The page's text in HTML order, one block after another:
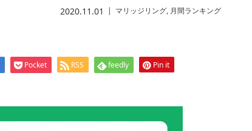
2020.11.01 マリッジリング, 月間ランキング
Pocket RSS feedly Pin it